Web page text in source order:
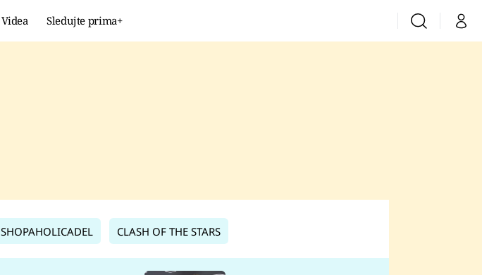
Videa Sledujte prima+ VyhledáváníMůj
Prima Lajk
SHOPAHOLICADEL CLASH OF THE STARS